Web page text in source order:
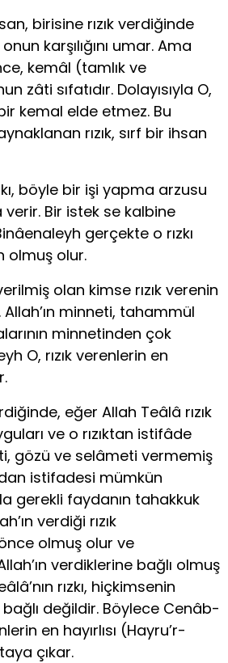
birisine rızık verdiğinde
karşılığını umar. Ama
kemâl (tamlık ve
zâti sıfatıdır. Dolayısıyla O,
kemal elde etmez. Bu
rızık, sırf bir ihsan
böyle bir işi yapma arzusu
Bir istek se kalbine
gerçekte o rızkı
olmuş olur.
olan kimse rızık verenin
minneti, tahammül
minnetinden çok
O, rızık verenlerin en
eğer Allah Teâlâ rızık
ve o rızıktan istifâde
gözü ve selâmeti vermemiş
istifadesi mümkün
gerekli faydanın tahakkuk
verdiği rızık
olmuş olur ve
verdiklerine bağlı olmuş
rızkı, hiçkimsenin
bağlı değildir. Böylece Cenâb-
en hayırlısı (Hayru’r-
çıkar.